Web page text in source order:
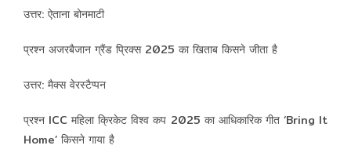
उत्तर: ऐताना बोनमाटी
प्रश्न अजरबैजान ग्रैंड प्रिक्स 2025 का खिताब किसने जीता है
उत्तर: मैक्स वेरस्टैप्पन
प्रश्न ICC महिला क्रिकेट विश्व कप 2025 का आधिकारिक गीत ‘Bring It
Home’ किसने गाया है